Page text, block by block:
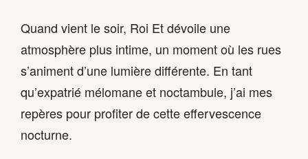
Quand vient le soir, Roi Et dévoile une
atmosphère plus intime, un moment où les rues
s’animent d’une lumière différente. En tant
qu’expatrié mélomane et noctambule, j’ai mes
repères pour profiter de cette effervescence
nocturne.